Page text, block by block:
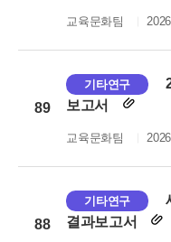
교육문화팀
89
기타연구
보고서
교육문화팀
88
기타연구
결과보고서